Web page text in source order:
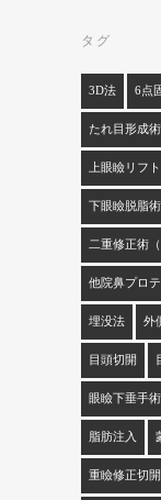
タグ
3D法 6点
たれ目形成術
上眼瞼リフト
下眼瞼脱脂術
二重修正術
他院鼻プロ
埋没法 外
目頭切開
眼瞼下垂手術
脂肪注入
重瞼修正切